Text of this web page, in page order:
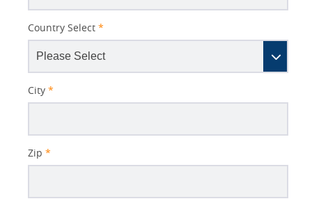
Country Select *
City *
Zip *